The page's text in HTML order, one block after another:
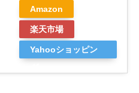
Amazon
楽天市場
Yahooショッピン